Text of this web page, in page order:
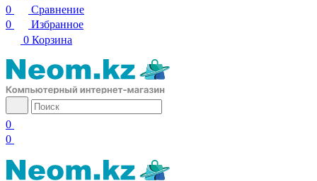
0
Сравнение
0
Избранное
0 Корзина
0
0